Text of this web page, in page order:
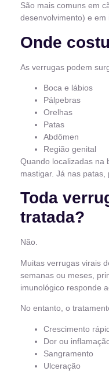
São mais comuns em
desenvolvimento) e
Onde
As verrugas podem
Boca e lábios
Pálpebras
Orelhas
Patas
Abdômen
Região genital
Quando localizadas na
mastigar. Já nas patas,
Toda
tratada?
Não.
Muitas verrugas virais
semanas ou meses,
imunológico responde
No entanto, o
Crescimento
Dor ou
Sangramento
Ulceração